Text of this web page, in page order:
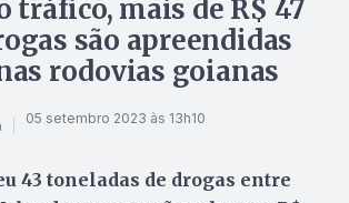
tráfico, mais de R$ 47
são apreendidas
rodovias goianas
05 setembro 2023 às 13h10
43 toneladas de drogas entre